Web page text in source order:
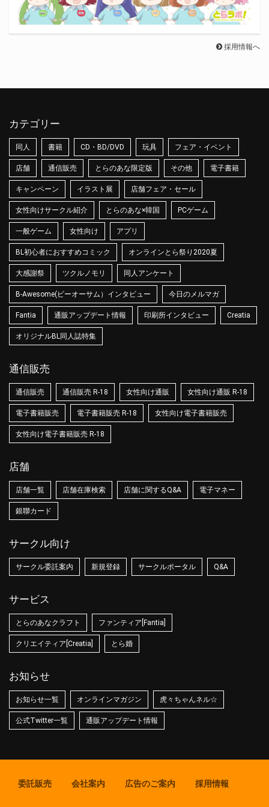
採用情報へ
カテゴリー
同人 書籍 CD・BD/DVD 玩具 フェア・イベント
店舗 通信販売 とらのあな限定版 その他 電子書籍
キャンペーン イラスト展 店舗フェア・セール
女性向けサークル紹介 とらのあな×韓国 PCゲーム
一般ゲーム 女性向け アプリ
BL初心者におすすめコミック オンラインとら祭り2020夏
大感謝祭 ツクルノモリ 同人アンケート
B-Awesome(ビーオーサム）インタビュー 今日のメルマガ
Fantia 通販アップデート情報 印刷所インタビュー Creatia
オリジナルBL同人誌特集
通信販売
通信販売 通信販売 R-18 女性向け通販 女性向け通販 R-18
電子書籍販売 電子書籍販売 R-18 女性向け電子書籍販売
女性向け電子書籍販売 R-18
店舗
店舗一覧 店舗在庫検索 店舗に関するQ&A 電子マネー
銀聯カード
サークル向け
サークル委託案内 新規登録 サークルポータル Q&A
サービス
とらのあなクラフト ファンティア[Fantia]
クリエイティア[Creatia] とら婚
お知らせ
お知らせ一覧 オンラインマガジン 虎々ちゃんネル☆
公式Twitter一覧 通販アップデート情報
委託販売 会社案内 広告のご案内 採用情報